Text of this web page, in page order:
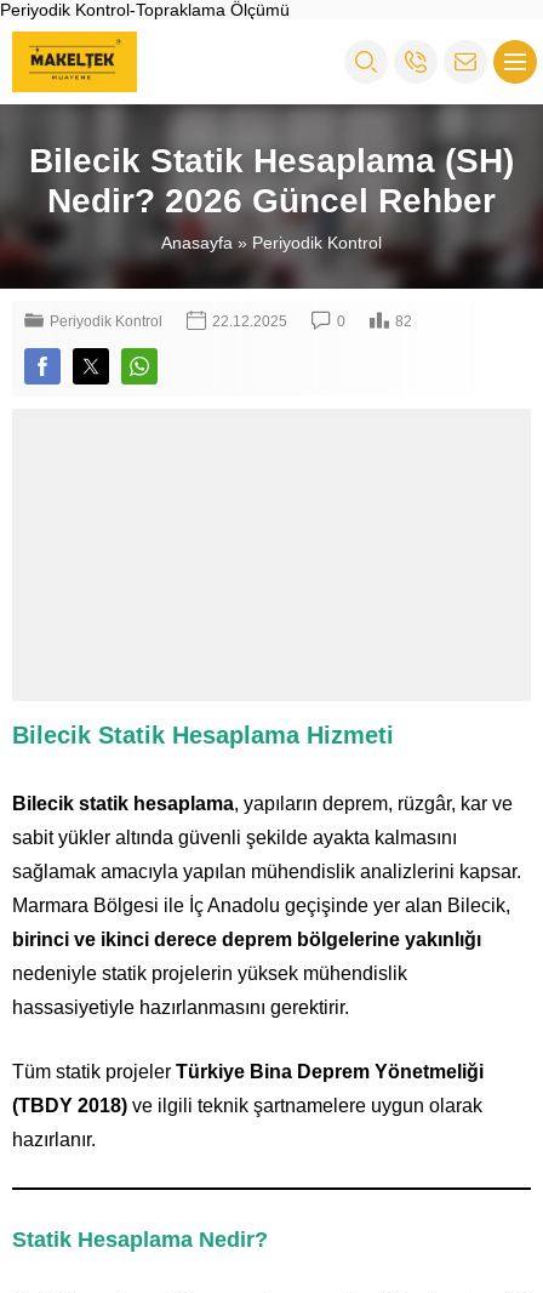
Periyodik Kontrol-Topraklama Ölçümü
Bilecik Statik Hesaplama (SH)
Nedir? 2026 Güncel Rehber
Anasayfa » Periyodik Kontrol
Periyodik Kontrol 22.12.2025 0 82
Bilecik Statik Hesaplama Hizmeti
Bilecik statik hesaplama, yapıların deprem, rüzgâr, kar ve
sabit yükler altında güvenli şekilde ayakta kalmasını
sağlamak amacıyla yapılan mühendislik analizlerini kapsar.
Marmara Bölgesi ile İç Anadolu geçişinde yer alan Bilecik,
birinci ve ikinci derece deprem bölgelerine yakınlığı
nedeniyle statik projelerin yüksek mühendislik
hassasiyetiyle hazırlanmasını gerektirir.
Tüm statik projeler Türkiye Bina Deprem Yönetmeliği
(TBDY 2018) ve ilgili teknik şartnamelere uygun olarak
hazırlanır.
Statik Hesaplama Nedir?